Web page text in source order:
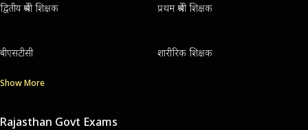
द्वितीय श्रेणी शिक्षक प्रथम श्रेणी शिक्षक
बीएसटीसी शारीरिक शिक्षक
Show More
Rajasthan Govt Exams